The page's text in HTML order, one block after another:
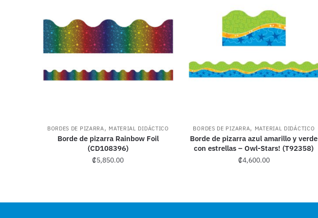
BORDES DE PIZARRA, MATERIAL DIDÁCTICO
Borde de pizarra Rainbow Foil
(CD108396)
₡5,850.00
BORDES DE PIZARRA, MATERIAL DIDÁCTICO
Borde de pizarra azul amarillo y verde
con estrellas – Owl-Stars! (T92358)
₡4,600.00